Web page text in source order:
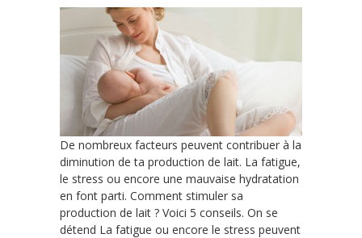
De nombreux facteurs peuvent contribuer à la
diminution de ta production de lait. La fatigue,
le stress ou encore une mauvaise hydratation
en font parti. Comment stimuler sa
production de lait ? Voici 5 conseils. On se
détend La fatigue ou encore le stress peuvent